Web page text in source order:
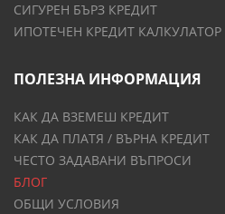
СИГУРЕН БЪРЗ КРЕДИТ
ИПОТЕЧЕН КРЕДИТ КАЛКУЛАТОР
ПОЛЕЗНА ИНФОРМАЦИЯ
КАК ДА ВЗЕМЕШ КРЕДИТ
КАК ДА ПЛАТЯ / ВЪРНА КРЕДИТ
ЧЕСТО ЗАДАВАНИ ВЪПРОСИ
БЛОГ
ОБЩИ УСЛОВИЯ